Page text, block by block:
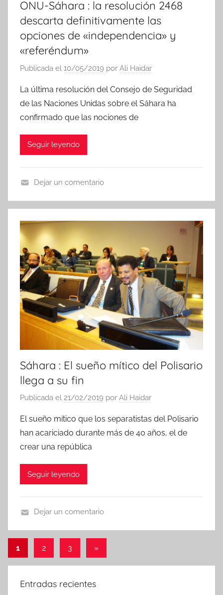
ONU-Sáhara : la resolución 2468
descarta definitivamente las
opciones de «independencia» y
«referéndum»
Publicada el 10/05/2019 por Ali Haidar
La última resolución del Consejo de Seguridad
de las Naciones Unidas sobre el Sáhara ha
confirmado que las nociones de
Seguir leyendo
o
t
i
c
i
a
s
Dejar un comentario
Sáhara : El sueño mítico del Polisario
llega a su fin
Publicada el 21/02/2019 por Ali Haidar
El sueño mítico que los separatistas del Polisario
han acariciado durante más de 40 años, el de
crear una república
Seguir leyendo
o
i
i
Dejar un comentario
Paginación
de
entradas
1 2 3
Entradas
»
Entradas recientes